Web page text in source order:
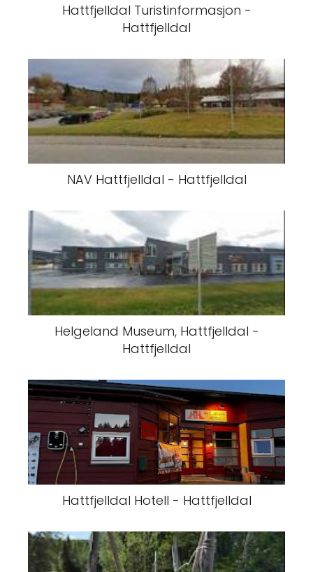
Hattfjelldal Turistinformasjon -
Hattfjelldal
NAV Hattfjelldal - Hattfjelldal
Helgeland Museum, Hattfjelldal -
Hattfjelldal
Hattfjelldal Hotell - Hattfjelldal